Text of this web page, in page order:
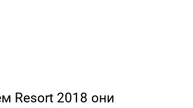
Resort 2018 они